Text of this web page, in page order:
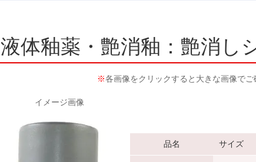
液体釉薬・艶消釉：艶消し
※各画像をクリックすると大きな画像でご
イメージ画像
品名 サイズ